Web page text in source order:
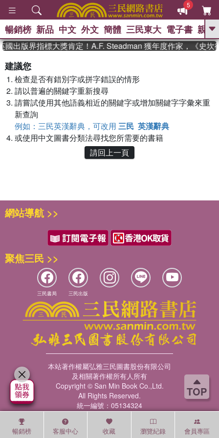
TOP
5
GO
推薦 、 國際布克獎 臺灣漫遊錄
念華
孩：黎曼猜想 、 偉大的迷走神經
暢銷榜 新品 中文 外文 簡體 三民東大 電子書 親子
國出版界指標大獎肯定！A.F. Steadman 獲年度作家，《史坎
建議您
檢查是否有錯別字或拼字錯誤的情形
請以普遍的關鍵字重新搜尋
請嘗試使用其他語義相近的關鍵字或增加關鍵字字彙來重
新查詢
例如：三民英漢辭典，可改用 三民 英漢辭典
或使用中文圖書分類法尋找您所需要的書籍
請回上一頁
暢銷榜 客服中心 收藏 瀏覽紀錄 會員專區
網站導航 >>
聚焦三民 >>
三民書局 三民出版
本站著作權屬弘雅三民圖書股份有限公司
及相關著作權所有人所有
Copyright © San Min Book Co.,Ltd.
All Rights Reserved.
統一編號：05134324